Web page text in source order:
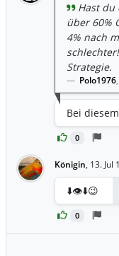
0
Hast du
über 60%
4% nach
Strategie.
Polo1976,
Bei
Königin, 13. Jul
0
⬇️👁⬇️😉